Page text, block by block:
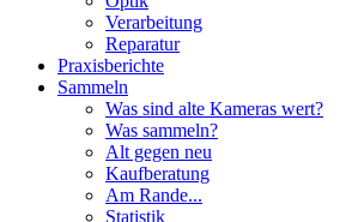
Verarbeitung
Reparatur
Praxisberichte
Sammeln
Was sind alte Kameras wert?
Was sammeln?
Alt gegen neu
Kaufberatung
Am Rande...
Statistik